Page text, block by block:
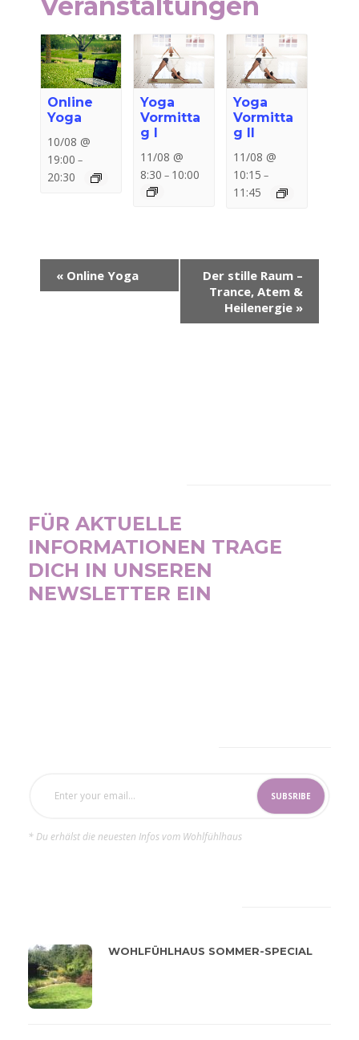
Online
Yoga
10/08 @
19:00 –
20:30
Yoga
Vormitta
g I
11/08 @
8:30 – 10:00
Yoga
Vormitta
g II
11/08 @
10:15 –
11:45
Veranstaltung-
Navigation
« Online Yoga
Der stille Raum –
Trance, Atem &
Heilenergie »
FÜR AKTUELLE
INFORMATIONEN TRAGE
DICH IN UNSEREN
NEWSLETTER EIN
* Du erhälst die neuesten Infos vom Wohlfühlhaus
WOHLFÜHLHAUS SOMMER-SPECIAL